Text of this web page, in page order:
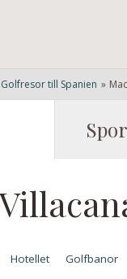
Golfresor till Spanien »
Hotellet Golfbanor